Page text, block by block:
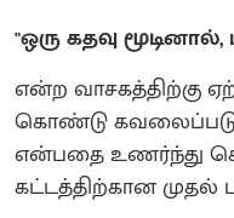
"ஒரு கதவு மூடினால்,
என்ற வாசகத்திற்கு
கொண்டு
என்பதை உணர்ந்து
கட்டத்திற்கான முதல்